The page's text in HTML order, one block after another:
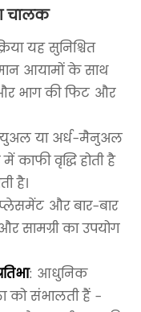
चालक
यह सुनिश्चित
आयामों के साथ
भाग की फिट और
या अर्ध-मैनुअल
काफी वृद्धि होती है
है।
और बार-बार
सामग्री का उपयोग
: आधुनिक
को संभालती हैं -